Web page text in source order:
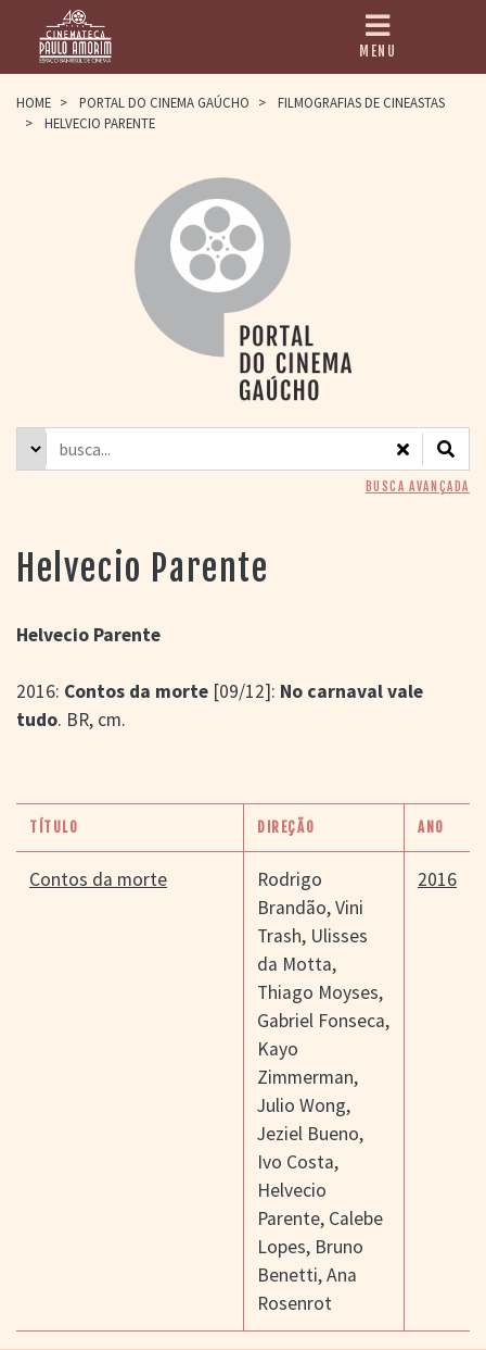
HOME
PAULO AMORIM
> HOMENAGEADOS
> EQUIPE
> ASSOCIAÇÃO DOS
> BIBLIOTECA
ROMEU GRIMALDI
> GRADE SEMANAL
> PREÇOS E
DESCONTOS
PORTAL DO
CINEMA GAÚCHO
> BUSCA AVANÇADA
> FILMOGRAFIAS DE
CINEASTAS
> DISCOGRAFIAS
LOCALIZAÇÃO
MENU
HOME > PORTAL DO CINEMA GAÚCHO >
FILMOGRAFIAS DE CINEASTAS
>
HELVECIO PARENTE
BUSCA AVANÇADA
Helvecio Parente
Helvecio Parente
2016: Contos da morte [09/12]: No carnaval vale
tudo. BR, cm.
TÍTULO DIREÇÃO ANO
Contos da morte
Rodrigo
Brandão,Vini
Trash, Ulisses
da Motta,
Thiago Moyses,
Gabriel Fonseca,
Kayo
Zimmerman,
Julio Wong,
Jeziel Bueno,
Ivo Costa,
Helvecio
Parente, Calebe
Lopes, Bruno
Benetti,Ana
Rosenrot
2016